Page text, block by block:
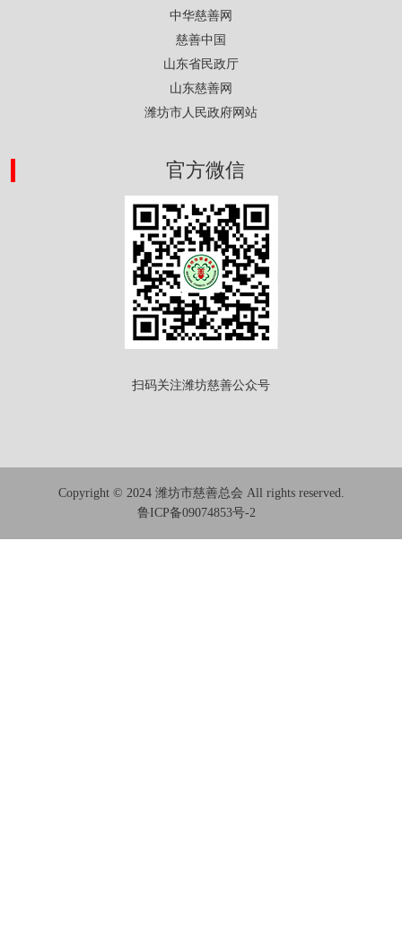
中华慈善网
慈善中国
山东省民政厅
山东慈善网
潍坊市人民政府网站
官方微信
扫码关注潍坊慈善公众号
Copyright © 2024 潍坊市慈善总会 All rights reserved.
鲁ICP备09074853号-2